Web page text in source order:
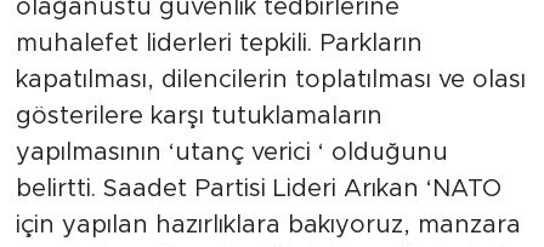
olağanüstü güvenlik tedbirlerine
muhalefet liderleri tepkili. Parkların
kapatılması, dilencilerin toplatılması ve olası
gösterilere karşı tutuklamaların
yapılmasının ‘utanç verici ‘ olduğunu
belirtti. Saadet Partisi Lideri Arıkan ‘NATO
için yapılan hazırlıklara bakıyoruz, manzara